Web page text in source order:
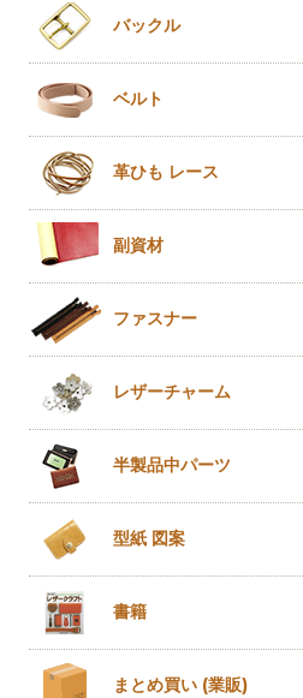
バックル
ベルト
革ひも レース
副資材
ファスナー
レザーチャーム
半製品中パーツ
型紙 図案
書籍
まとめ買い (業販)